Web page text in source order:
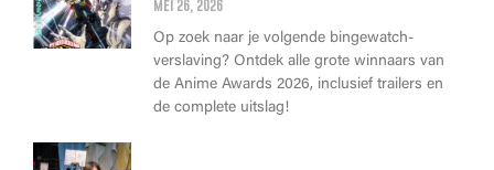
mei 26, 2026
Op zoek naar je volgende bingewatch-
verslaving? Ontdek alle grote winnaars van
de Anime Awards 2026, inclusief trailers en
de complete uitslag!